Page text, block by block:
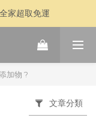
家超取免運
家超取免運
金
加物 ?
文章分類